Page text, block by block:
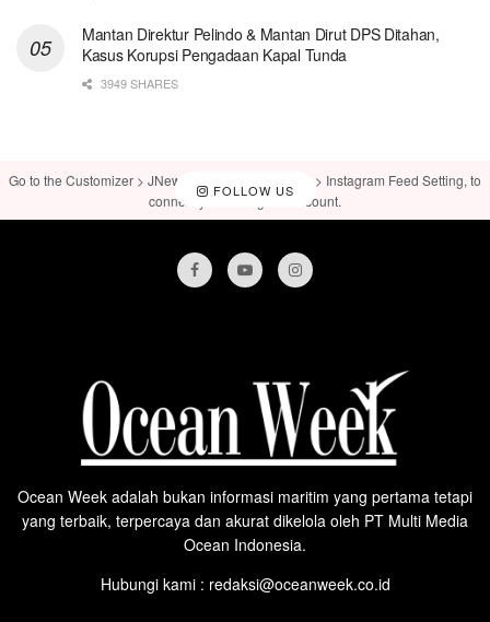
Mantan Direktur Pelindo & Mantan Dirut DPS Ditahan,
Kasus Korupsi Pengadaan Kapal Tunda
3949 SHARES
FOLLOW US
Go to the Customizer > JNews : Social, Like & View > Instagram Feed Setting, to
connect your Instagram account.
Ocean Week adalah bukan informasi maritim yang pertama tetapi
yang terbaik, terpercaya dan akurat dikelola oleh PT Multi Media
Ocean Indonesia.
Hubungi kami : redaksi@oceanweek.co.id